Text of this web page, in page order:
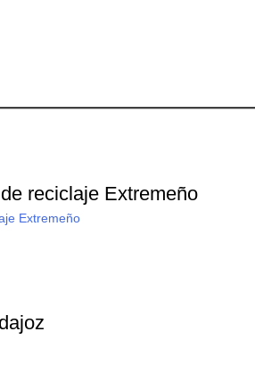
reciclaje Extremeño
Extremeño